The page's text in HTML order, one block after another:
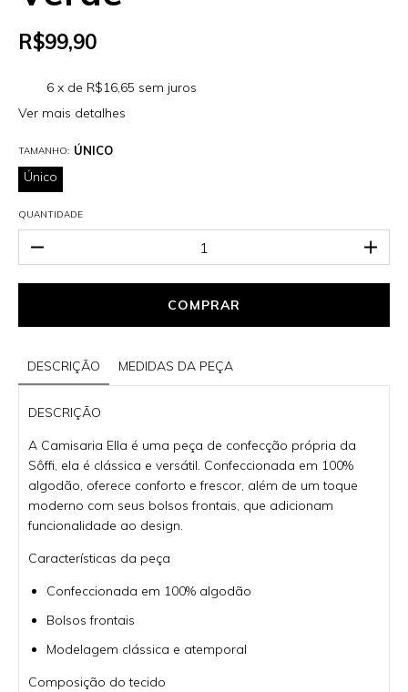
R$99,90
6 x de R$16,65 sem juros
Ver mais detalhes
TAMANHO: ÚNICO
Único
QUANTIDADE
DESCRIÇÃO MEDIDAS DA PEÇA
DESCRIÇÃO
A Camisaria Ella é uma peça de confecção própria da
Sôffi, ela é clássica e versátil. Confeccionada em 100%
algodão, oferece conforto e frescor, além de um toque
moderno com seus bolsos frontais, que adicionam
funcionalidade ao design.
Características da peça
Confeccionada em 100% algodão
Bolsos frontais
Modelagem clássica e atemporal
Composição do tecido